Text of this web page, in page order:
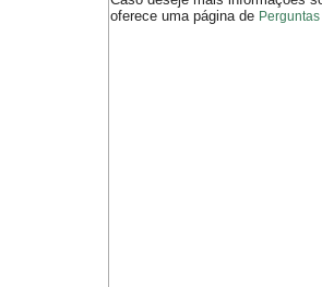
oferece uma página de